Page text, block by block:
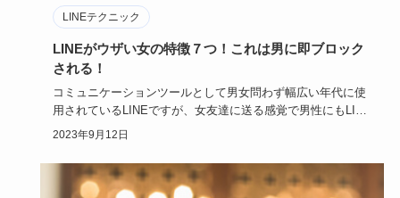
LINEテクニック
LINEがウザい女の特徴７つ！これは男に即ブロック
される！
コミュニケーションツールとして男女問わず幅広い年代に使
用されているLINEですが、女友達に送る感覚で男性にもLINE
を送っ…
2023年9月12日